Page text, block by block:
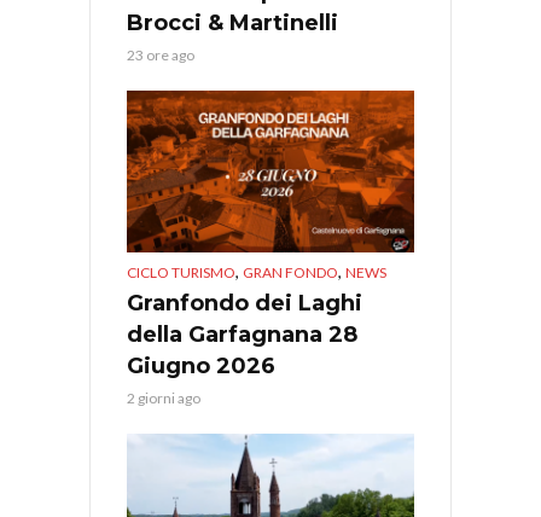
Brocci & Martinelli
23 ore ago
CICLO TURISMO, GRAN FONDO, NEWS
Granfondo dei Laghi
della Garfagnana 28
Giugno 2026
2 giorni ago